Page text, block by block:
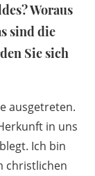
Woraus
sind die
Sie sich
ausgetreten.
in uns
Ich bin
christlichen